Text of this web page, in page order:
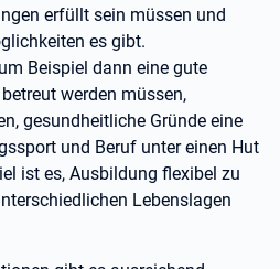
erfüllt sein müssen und
es gibt.
Beispiel dann eine gute
werden müssen,
gesundheitliche Gründe eine
und Beruf unter einen Hut
ist es, Ausbildung flexibel zu
Lebenslagen